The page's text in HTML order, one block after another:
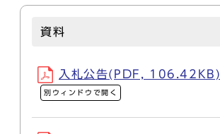
資料
入札公告(PDF, 106.42KB)
別ウィンドウで開く